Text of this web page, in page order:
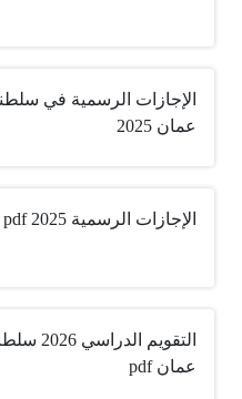
الإجازات الرسمية في
عمان 2025
الإجازات الرسمية 2025 pdf
التقويم الدراسي
عمان pdf